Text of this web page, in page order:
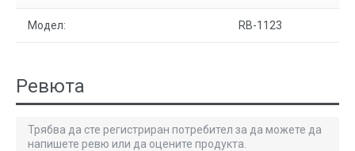
Модел: RB-1123
Ревюта
Трябва да сте регистриран потребител за да можете да
напишете ревю или да оцените продукта.